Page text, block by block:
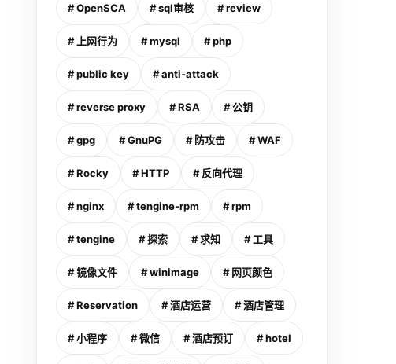
# OpenSCA # sql审核 # review
# 上网行为 # mysql # php
# public key # anti-attack
# reverse proxy # RSA # 公钥
# gpg # GnuPG # 防攻击 # WAF
# Rocky # HTTP # 反向代理
# nginx # tengine-rpm # rpm
# tengine # 探索 # 求知 # 工具
# 镜像文件 # winimage # 网页颜色
# Reservation # 酒店运营 # 酒店管理
# 小程序 # 微信 # 酒店预订 # hotel